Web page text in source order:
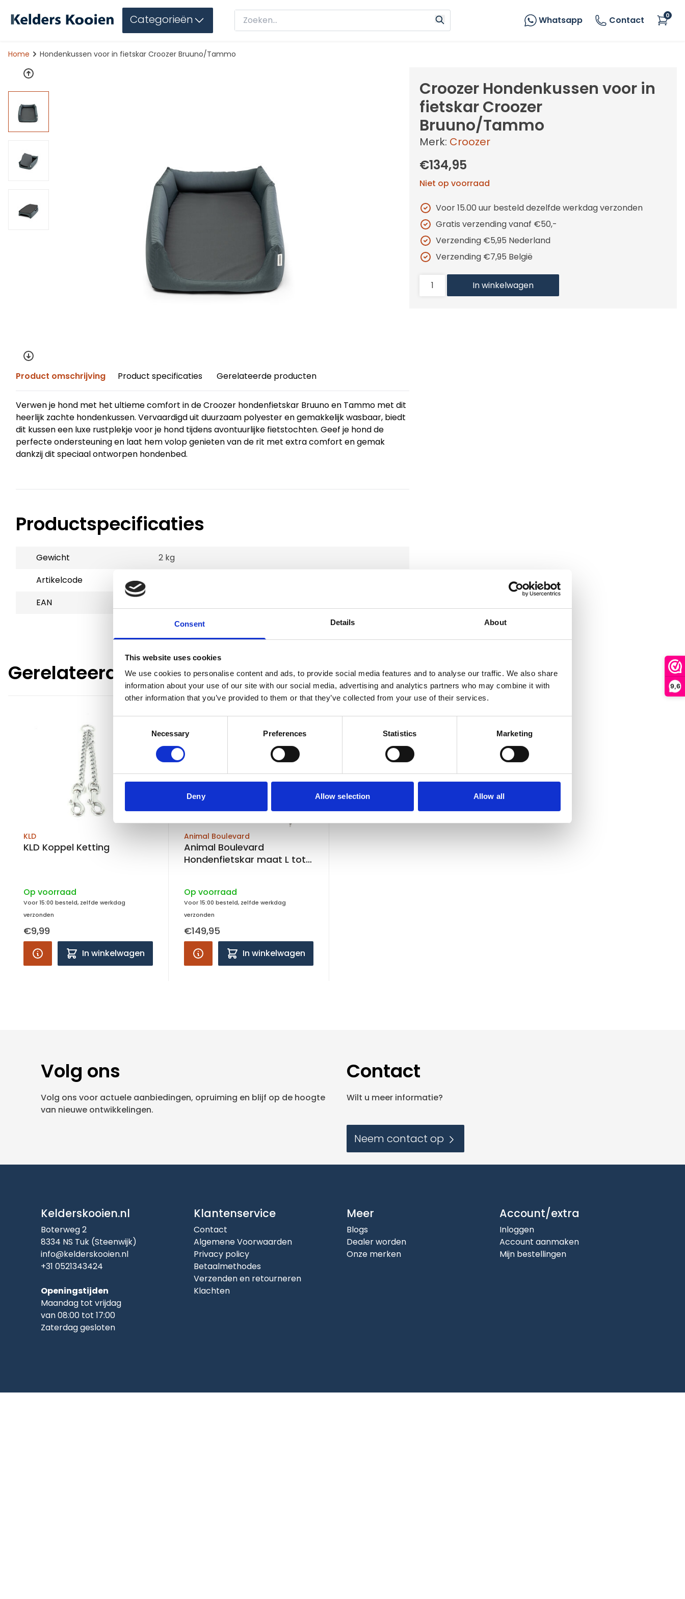
Consent Details About
This website uses cookies
We use cookies to personalise content and ads, to provide social media features and to analyse our traffic. We also share
information about your use of our site with our social media, advertising and analytics partners who may combine it with
other information that you’ve provided to them or that they’ve collected from your use of their services.
Necessary Preferences Statistics Marketing
Deny Allow selection Allow all
9,6
Categorieën Whatsapp Contact 0
Home Hondenkussen voor in fietskar Croozer Bruuno/Tammo
Product omschrijving Product specificaties Gerelateerde producten
Verwen je hond met het ultieme comfort in de Croozer hondenfietskar Bruuno en Tammo met dit
heerlijk zachte hondenkussen. Vervaardigd uit duurzaam polyester en gemakkelijk wasbaar, biedt
dit kussen een luxe rustplekje voor je hond tijdens avontuurlijke fietstochten. Geef je hond de
perfecte ondersteuning en laat hem volop genieten van de rit met extra comfort en gemak
dankzij dit speciaal ontworpen hondenbed.
Productspecificaties
Gewicht
2 kg
Artikelcode
EAN
Croozer Hondenkussen voor in
fietskar Croozer
Bruuno/Tammo
Merk: Croozer
€134,95
Niet op voorraad
Voor 15.00 uur besteld dezelfde werkdag verzonden
Gratis verzending vanaf €50,-
Verzending €5,95 Nederland
Verzending €7,95 België
In winkelwagen
Gerelateerde producten
KLD
KLD Koppel Ketting
Op voorraad
Voor 15:00 besteld, zelfde werkdag
verzonden
€9,99
In winkelwagen
Animal Boulevard
Animal Boulevard
Hondenfietskar maat L tot
Op voorraad
Voor 15:00 besteld, zelfde werkdag
verzonden
€149,95
In winkelwagen
Volg ons
Volg ons voor actuele aanbiedingen, opruiming en blijf op de hoogte
van nieuwe ontwikkelingen.
Contact
Wilt u meer informatie?
Neem contact op
Kelderskooien.nl
Boterweg 2
8334 NS Tuk (Steenwijk)
info@kelderskooien.nl
+31 0521343424
Openingstijden
Maandag tot vrijdag
van 08:00 tot 17:00
Zaterdag gesloten
Klantenservice
Contact
Algemene Voorwaarden
Privacy policy
Betaalmethodes
Verzenden en retourneren
Klachten
Meer
Blogs
Dealer worden
Onze merken
Account/extra
Inloggen
Account aanmaken
Mijn bestellingen